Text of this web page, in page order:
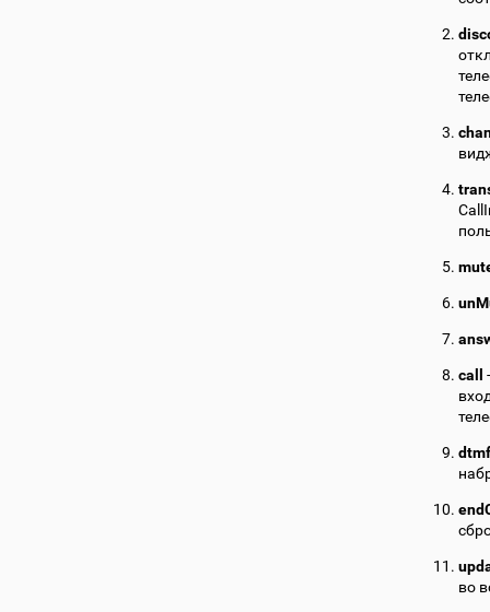
call
dtmf
во